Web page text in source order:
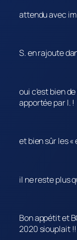
attendu avec
S. en rajoute
oui c’est bien
apportée par I. !
et bien sûr les
il ne reste plus
Bon appétit et
2020 siouplait